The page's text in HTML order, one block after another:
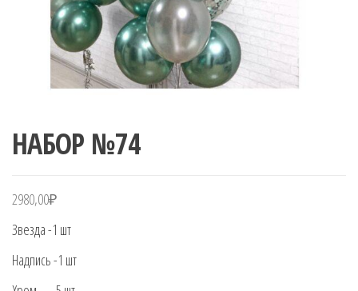
НАБОР №74
2980,00₽
Звезда -1 шт
Надпись -1 шт